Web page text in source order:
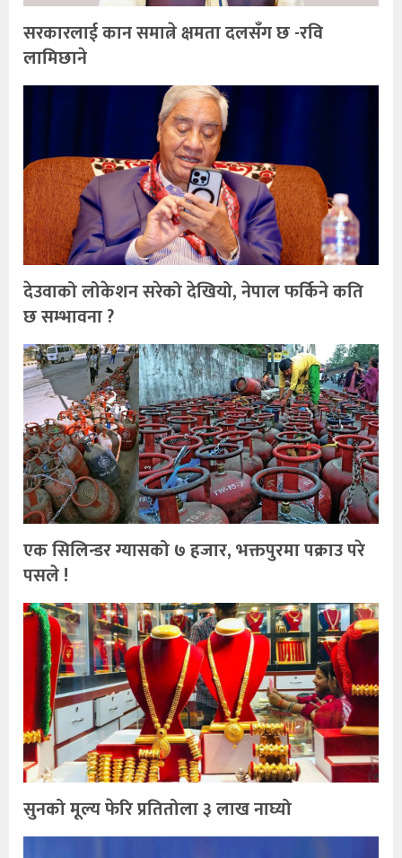
सरकारलाई कान समात्ने क्षमता दलसँग छ -रवि
लामिछाने
देउवाको लोकेशन सरेको देखियो, नेपाल फर्किने कति
छ सम्भावना ?
एक सिलिन्डर ग्यासको ७ हजार, भक्तपुरमा पक्राउ परे
पसले !
सुनको मूल्य फेरि प्रतितोला ३ लाख नाघ्यो